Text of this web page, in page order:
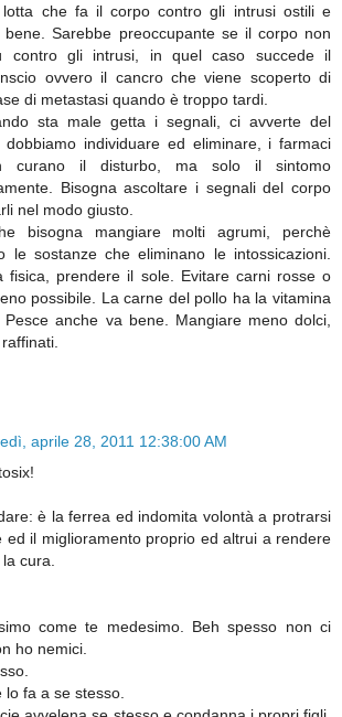
lotta che fa il corpo contro gli intrusi ostili e
Sarebbe preoccupante se il corpo non
contro gli intrusi, in quel caso succede il
ovvero il cancro che viene scoperto di
di metastasi quando è troppo tardi.
sta male getta i segnali, ci avverte del
dobbiamo individuare ed eliminare, i farmaci
curano il disturbo, ma solo il sintomo
Bisogna ascoltare i segnali del corpo
nel modo giusto.
bisogna mangiare molti agrumi, perchè
le sostanze che eliminano le intossicazioni.
fisica, prendere il sole. Evitare carni rosse o
possibile. La carne del pollo ha la vitamina
Pesce anche va bene. Mangiare meno dolci,
aprile 28, 2011 12:38:00 AM
è la ferrea ed indomita volontà a protrarsi
ed il miglioramento proprio ed altrui a rendere
cura.
come te medesimo. Beh spesso non ci
ho nemici.
lo fa a se stesso.